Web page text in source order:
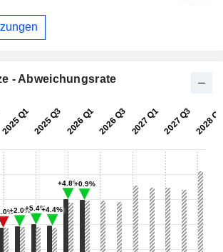
- Abweichungsrate